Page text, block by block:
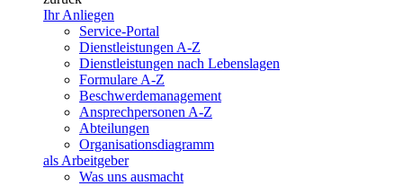
Ihr Anliegen
Service-Portal
Dienstleistungen A-Z
Dienstleistungen nach Lebenslagen
Formulare A-Z
Beschwerdemanagement
Ansprechpersonen A-Z
Abteilungen
Organisationsdiagramm
als Arbeitgeber
Was uns ausmacht